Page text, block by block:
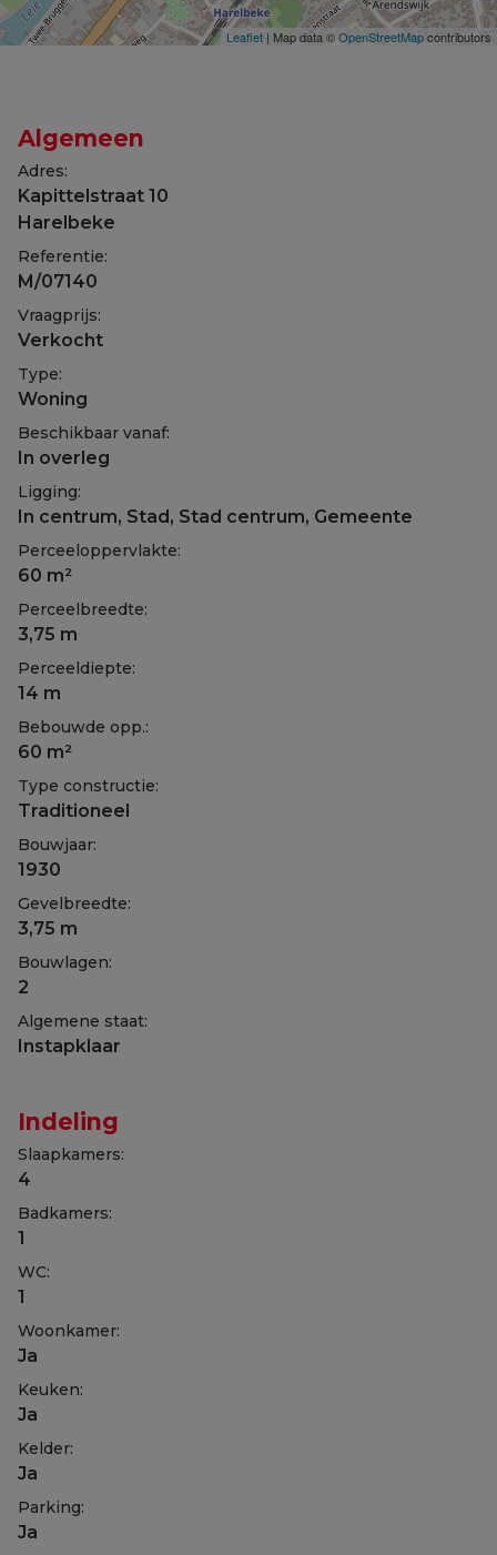
Leaflet | Map data ©OpenStreetMapcontributors
Algemeen
Adres:
Kapittelstraat 10
Harelbeke
Referentie:
M/07140
Vraagprijs:
Verkocht
Type:
Woning
Beschikbaar vanaf:
In overleg
Ligging:
In centrum, Stad, Stad centrum, Gemeente
Perceeloppervlakte:
60 m²
Perceelbreedte:
3,75 m
Perceeldiepte:
14 m
Bebouwde opp.:
60 m²
Type constructie:
Traditioneel
Bouwjaar:
1930
Gevelbreedte:
3,75 m
Bouwlagen:
2
Algemene staat:
Instapklaar
Indeling
Slaapkamers:
4
Badkamers:
1
WC:
1
Woonkamer:
Ja
Keuken:
Ja
Kelder:
Ja
Parking:
Ja